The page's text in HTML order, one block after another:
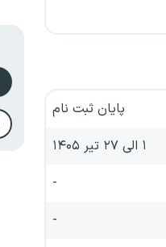
پایان ثبت نام
۱ الی ۲۷ تیر ۱۴۰۵
-
-